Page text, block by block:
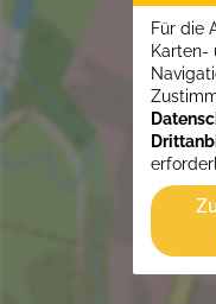
Für die
Karten-